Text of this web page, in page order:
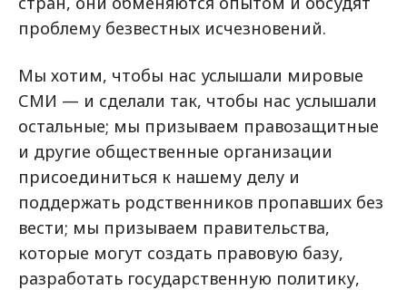
проблему безвестных исчезновений.
Мы хотим, чтобы нас услышали мировые
СМИ — и сделали так, чтобы нас услышали
остальные; мы призываем правозащитные
и другие общественные организации
присоединиться к нашему делу и
поддержать родственников пропавших без
вести; мы призываем правительства,
которые могут создать правовую базу,
разработать государственную политику,